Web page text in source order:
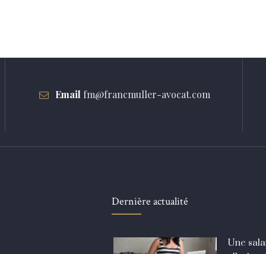
Email fm@francmuller-avocat.com
Dernière actualité
Une